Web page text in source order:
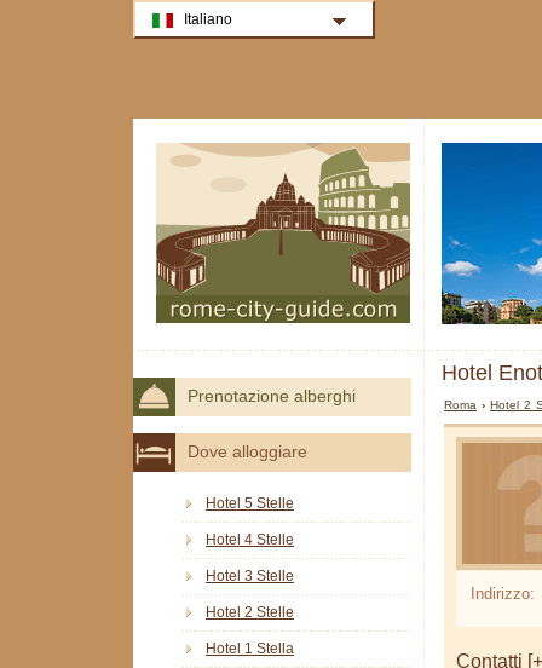
Hotel
Roma ›Hotel 2
Indirizzo:
Contatti
Prenotazione alberghi
Dove alloggiare
Hotel 5 Stelle
Hotel 4 Stelle
Hotel 3 Stelle
Hotel 2 Stelle
Hotel 1 Stella
Italiano